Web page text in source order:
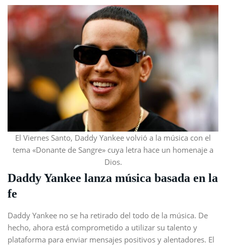
El Viernes Santo, Daddy Yankee volvió a la música con el
tema «Donante de Sangre» cuya letra hace un homenaje a
Dios.
Daddy Yankee lanza música basada en la
fe
Daddy Yankee no se ha retirado del todo de la música. De
hecho, ahora está comprometido a utilizar su talento y
plataforma para enviar mensajes positivos y alentadores. El